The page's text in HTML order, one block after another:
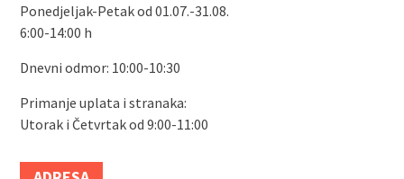
Ponedjeljak-Petak od 01.07.-31.08.
6:00-14:00 h
Dnevni odmor: 10:00-10:30
Primanje uplata i stranaka:
Utorak i Četvrtak od 9:00-11:00